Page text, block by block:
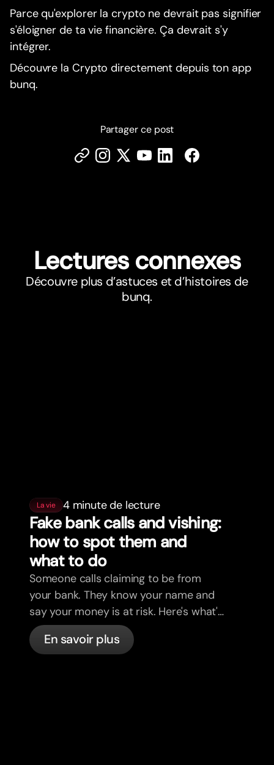
Parce qu'explorer la crypto ne devrait pas signifier
s'éloigner de ta vie financière. Ça devrait s'y
intégrer.
Découvre la Crypto directement depuis ton app
bunq.
Partager ce post
Lectures connexes
Découvre plus d’astuces et d’histoires de
bunq.
La vie 4 minute de lecture
Fake bank calls and vishing:
how to spot them and
what to do
Someone calls claiming to be from
your bank. They know your name and
say your money is at risk. Here's what's
actually happening, and what to do.
En savoir plus